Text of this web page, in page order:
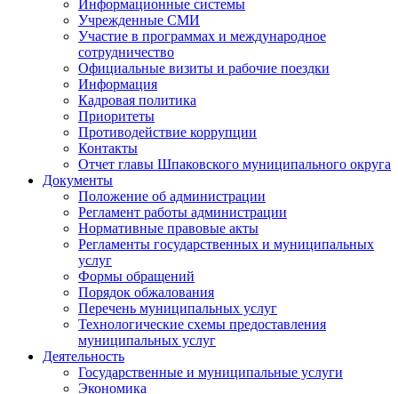
Информационные системы
Учрежденные СМИ
Участие в программах и международное
сотрудничество
Официальные визиты и рабочие поездки
Информация
Кадровая политика
Приоритеты
Противодействие коррупции
Контакты
Отчет главы Шпаковского муниципального округа
Документы
Положение об администрации
Регламент работы администрации
Нормативные правовые акты
Регламенты государственных и муниципальных
услуг
Формы обращений
Порядок обжалования
Перечень муниципальных услуг
Технологические схемы предоставления
муниципальных услуг
Деятельность
Государственные и муниципальные услуги
Экономика